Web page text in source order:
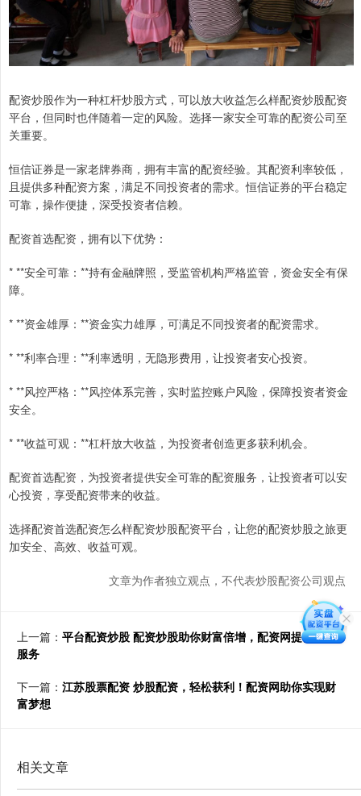
配资炒股作为一种杠杆炒股方式，可以放大收益怎么样配资炒股配资
平台，但同时也伴随着一定的风险。选择一家安全可靠的配资公司至
关重要。
恒信证券是一家老牌券商，拥有丰富的配资经验。其配资利率较低，
且提供多种配资方案，满足不同投资者的需求。恒信证券的平台稳定
可靠，操作便捷，深受投资者信赖。
配资首选配资，拥有以下优势：
* **安全可靠：**持有金融牌照，受监管机构严格监管，资金安全有保
障。
* **资金雄厚：**资金实力雄厚，可满足不同投资者的配资需求。
* **利率合理：**利率透明，无隐形费用，让投资者安心投资。
* **风控严格：**风控体系完善，实时监控账户风险，保障投资者资金
安全。
* **收益可观：**杠杆放大收益，为投资者创造更多获利机会。
配资首选配资，为投资者提供安全可靠的配资服务，让投资者可以安
心投资，享受配资带来的收益。
选择配资首选配资怎么样配资炒股配资平台，让您的配资炒股之旅更
加安全、高效、收益可观。
文章为作者独立观点，不代表炒股配资公司观点
上一篇： 平台配资炒股 配资炒股助你财富倍增，配资网提供专业
服务
下一篇： 江苏股票配资 炒股配资，轻松获利！配资网助你实现财
富梦想
相关文章